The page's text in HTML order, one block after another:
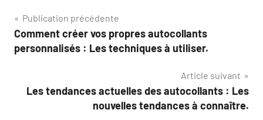
Navigation
de
Publication précédente
Comment créer vos propres autocollants
personnalisés : Les techniques à utiliser.
Article suivant
Les tendances actuelles des autocollants : Les
nouvelles tendances à connaître.